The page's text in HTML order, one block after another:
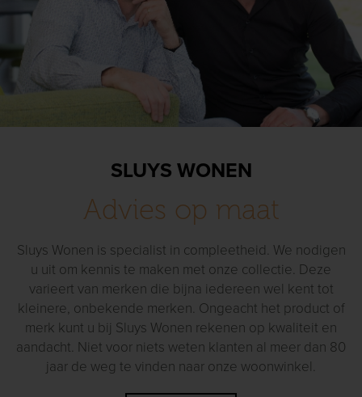
SLUYS WONEN
Advies op maat
Sluys Wonen is specialist in compleetheid. We nodigen
u uit om kennis te maken met onze collectie. Deze
varieert van merken die bijna iedereen wel kent tot
kleinere, onbekende merken. Ongeacht het product of
merk kunt u bij Sluys Wonen rekenen op kwaliteit en
aandacht. Niet voor niets weten klanten al meer dan 80
jaar de weg te vinden naar onze woonwinkel.